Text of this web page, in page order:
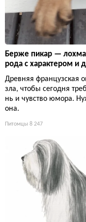
Берже пикар —
рода с характером и
Древняя французская
зла, чтобы сегодня
нь и чувство юмора.
она.
Питомцы 8 247